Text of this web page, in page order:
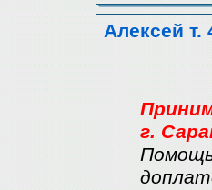
Алексей т.
г.